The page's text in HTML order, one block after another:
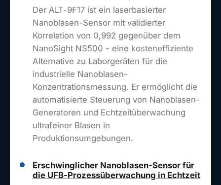
Der ALT-9F17 ist ein laserbasierter
Nanoblasen-Sensor mit validierter
Korrelation von 0,992 gegenüber dem
NanoSight NS500 - eine kosteneffiziente
Alternative zu Laborgeräten für die
industrielle Nanoblasen-
Konzentrationsmessung. Er ermöglicht die
automatisierte Steuerung von Nanoblasen-
Generatoren und Echtzeitüberwachung
ultrafeiner Blasen in
Produktionsumgebungen.
Erschwinglicher Nanoblasen-Sensor für
die UFB-Prozessüberwachung in Echtzeit